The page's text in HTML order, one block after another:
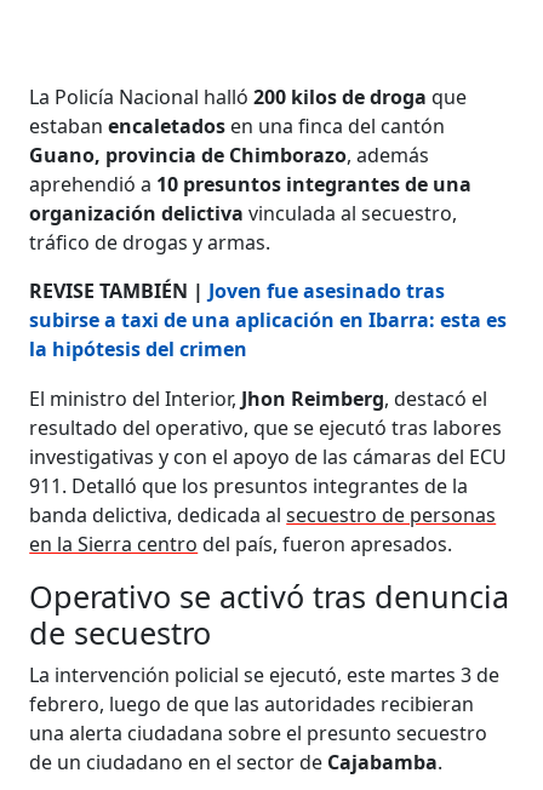
La Policía Nacional halló200 kilos de droga que
estabanencaletados en una finca del cantón
Guano, provincia de Chimborazo, además
aprehendió a 10 presuntos integrantes de una
organización delictiva vinculada al secuestro,
tráfico de drogas y armas.
REVISE TAMBIÉN | Joven fue asesinado tras
subirse a taxi de una aplicación en Ibarra: esta es
la hipótesis del crimen
El ministro del Interior, Jhon Reimberg, destacó el
resultado del operativo, que se ejecutó tras labores
investigativas y con el apoyo de las cámaras del ECU
911. Detalló que los presuntos integrantes de la
banda delictiva, dedicada alsecuestro de personas
en la Sierra centro del país, fueron apresados.
Operativo se activó tras denuncia
de secuestro
La intervención policial se ejecutó, este martes 3 de
febrero, luego de que las autoridades recibieran
una alerta ciudadana sobre el presunto secuestro
de un ciudadano en el sector de Cajabamba.